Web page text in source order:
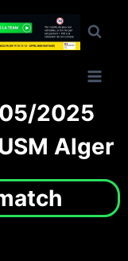
2025
Alger